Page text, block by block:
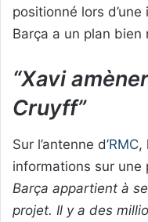
positionné lors
Barça a un plan bien
“Xavi
Cruyff”
Sur l’antenne d’RMC,
informations sur une
Barça appartient à
projet. Il y a des